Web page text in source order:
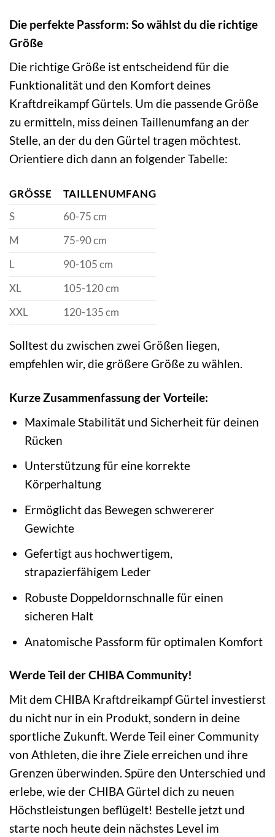
Die perfekte Passform: So wählst du die richtige
Größe
Die richtige Größe ist entscheidend für die
Funktionalität und den Komfort deines
Kraftdreikampf Gürtels. Um die passende Größe
zu ermitteln, miss deinen Taillenumfang an der
Stelle, an der du den Gürtel tragen möchtest.
Orientiere dich dann an folgender Tabelle:
GRÖSSE
TAILLENUMFANG
S
60-75 cm
M
75-90 cm
L
90-105 cm
XL
105-120 cm
XXL
120-135 cm
Solltest du zwischen zwei Größen liegen,
empfehlen wir, die größere Größe zu wählen.
Kurze Zusammenfassung der Vorteile:
Maximale Stabilität und Sicherheit für deinen
Rücken
Unterstützung für eine korrekte
Körperhaltung
Ermöglicht das Bewegen schwererer
Gewichte
Gefertigt aus hochwertigem,
strapazierfähigem Leder
Robuste Doppeldornschnalle für einen
sicheren Halt
Anatomische Passform für optimalen Komfort
Werde Teil der CHIBA Community!
Mit dem CHIBA Kraftdreikampf Gürtel investierst
du nicht nur in ein Produkt, sondern in deine
sportliche Zukunft. Werde Teil einer Community
von Athleten, die ihre Ziele erreichen und ihre
Grenzen überwinden. Spüre den Unterschied und
erlebe, wie der CHIBA Gürtel dich zu neuen
Höchstleistungen beflügelt! Bestelle jetzt und
starte noch heute dein nächstes Level im